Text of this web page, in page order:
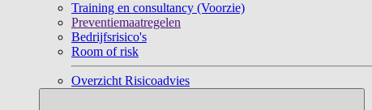
Training en consultancy (Voorzie)
Preventiemaatregelen
Bedrijfsrisico's
Room of risk
Overzicht Risicoadvies